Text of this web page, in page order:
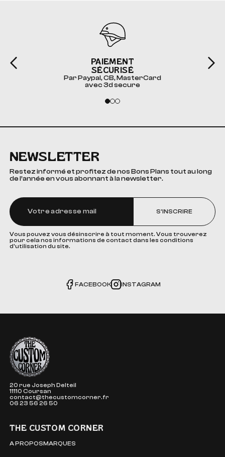
PAIEMENT
SÉCURISÉ
Par Paypal, CB, MasterCard
avec 3d secure
NEWSLETTER
Restez informé et profitez de nos Bons Plans tout au long
de l’année en vous abonnant à la newsletter.
S'INSCRIRE
Vous pouvez vous désinscrire à tout moment. Vous trouverez
pour cela nos informations de contact dans les conditions
d'utilisation du site.
FACEBOOK INSTAGRAM
The Custom Corner
20 rue Joseph Delteil
11110 Coursan
contact@thecustomcorner.fr
06 23 56 26 50
THE CUSTOM CORNER
A PROPOSMARQUES